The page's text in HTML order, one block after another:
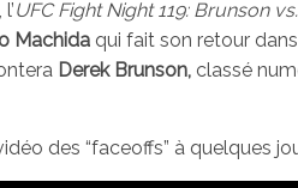
UFC Fight Night 119: Brunson vs.
Machida qui fait son retour
Derek Brunson, classé
des “faceoffs” à quelques